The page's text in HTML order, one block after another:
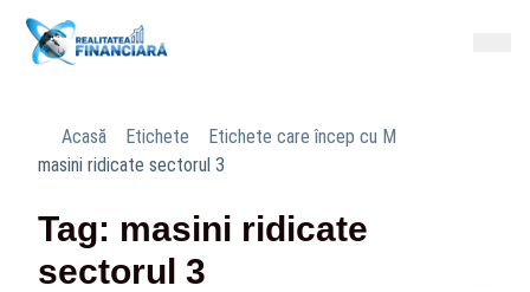
Acasă Etichete
Etichete care încep cu M
masini ridicate sectorul 3
Tag: masini ridicate
sectorul 3